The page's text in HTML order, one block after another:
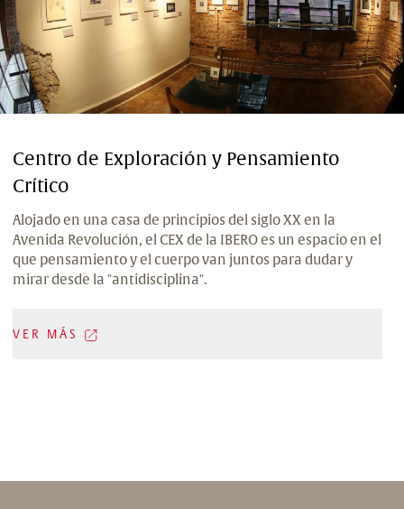
Centro de Exploración y Pensamiento
Crítico
Alojado en una casa de principios del siglo XX en la
Avenida Revolución, el CEX de la IBERO es un espacio en el
que pensamiento y el cuerpo van juntos para dudar y
mirar desde la "antidisciplina".
VER MÁS